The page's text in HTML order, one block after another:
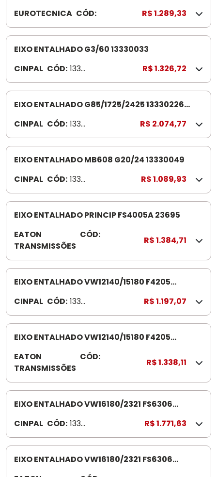
EUROTECNICA CÓD:
0
0
0
0
7
-
R$ 1.289,33
EIXO ENTALHADO G3/60 13330033
CINPAL CÓD: 1333
0033
R$ 1.326,72
EIXO ENTALHADO G85/1725/2425 13330226
CINPAL CÓD: 1333
0226
R$ 2.074,77
EIXO ENTALHADO MB608 G20/24 13330049
CINPAL CÓD: 1333
004
9
R$ 1.089,93
EIXO ENTALHADO PRINCIP FS4005A 23695
EATON
TRANSMISSÕES
CÓD:
6
9
5
R$ 1.384,71
EIXO ENTALHADO VW12140/15180 F4205
CINPAL CÓD: 1333
0092
R$ 1.197,07
EIXO ENTALHADO VW12140/15180 F4205
EATON
TRANSMISSÕES
CÓD:
0
1
5
R$ 1.338,11
EIXO ENTALHADO VW16180/2321 FS6306
CINPAL CÓD: 1333
009
6
R$ 1.771,63
EIXO ENTALHADO VW16180/2321 FS6306